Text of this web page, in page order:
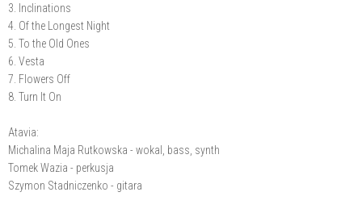
3. Inclinations
4. Of the Longest Night
5. To the Old Ones
6. Vesta
7. Flowers Off
8. Turn It On
Atavia:
Michalina Maja Rutkowska - wokal, bass, synth
Tomek Wazia - perkusja
Szymon Stadniczenko - gitara